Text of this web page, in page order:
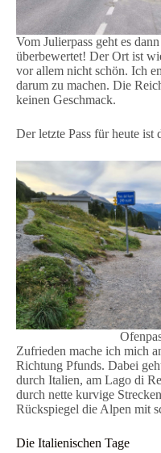
Vom Julierpass geht es
überbewertet! Der Ort ist
vor allem nicht schön. Ich
darum zu machen. Die
keinen Geschmack.
Der letzte Pass für heute ist
Zufrieden mache ich mich
Richtung Pfunds. Dabei
durch Italien, am Lago di
durch nette kurvige
Rückspiegel die Alpen mit
Die Italienischen Tage